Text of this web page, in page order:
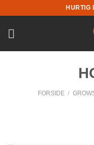
til
indhold
HURTIG
FORSIDE /